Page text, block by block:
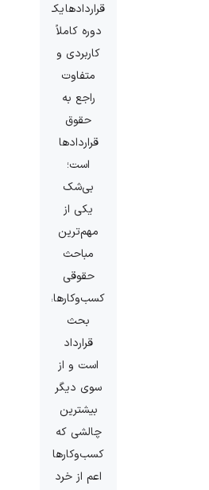
قراردادها یک
دوره کاملاً
کاربردی و
متفاوت
راجع به
حقوق
قراردادها
است؛
بی‌شک
یکی از
مهم‌ترین
مباحث
حقوقی
کسب‌وکارها،
بحث
قرارداد
است و از
سوی دیگر
بیشترین
چالشی که
کسب‌وکارها
اعم از خرد